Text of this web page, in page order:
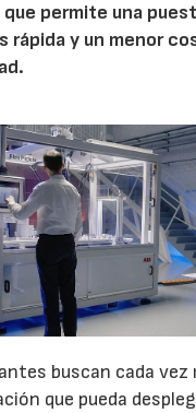
permite una
rápida y un menor
buscan cada vez
que pueda